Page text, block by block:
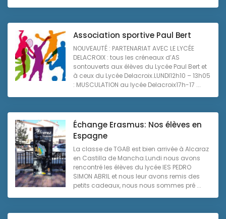
Association sportive Paul Bert
NOUVEAUTÉ : PARTENARIAT AVEC LE LYCÉE
DELACROIX : tous les créneaux d’AS
sontouverts aux élèves du Lycée Paul Bert et
à ceux du Lycée Delacroix.LUNDI12h10 – 13h05
: MUSCULATION au lycée Delacroix17h-17 ...
Échange Erasmus: Nos élèves en
Espagne
La classe de TGAB est bien arrivée à Alcaraz
en Castilla de Mancha.Lundi nous avons
rencontré les élèves du lycée IES PEDRO
SIMON ABRIL et nous leur avons remis des
petits cadeaux, nous nous sommes pré ...